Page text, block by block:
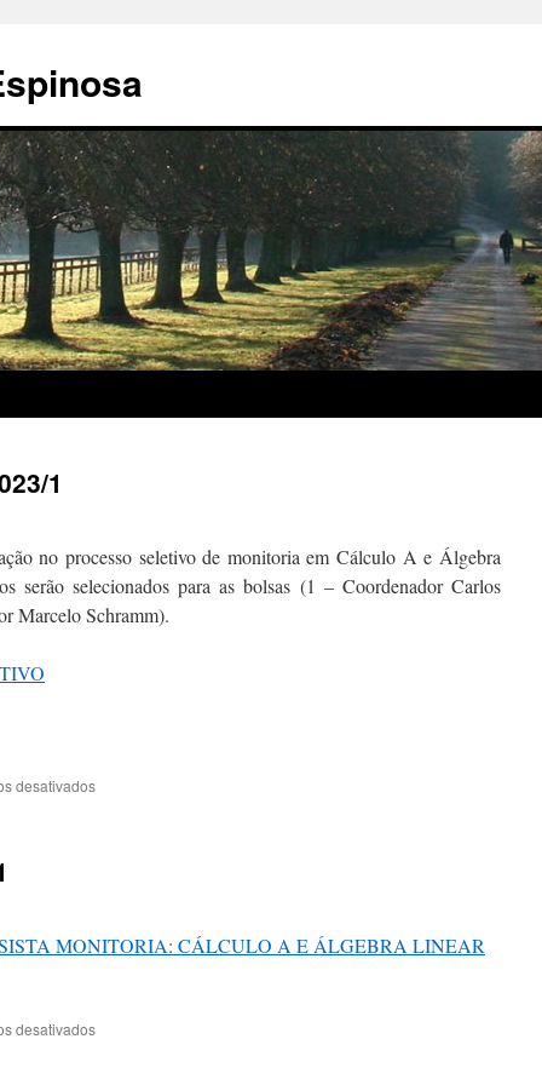
1
no processo seletivo de monitoria em Cálculo A e Álgebra
serão selecionados para as bolsas (1 – Coordenador Carlos
Marcelo Schramm).
desativadosem
MONITORIA: CÁLCULO A E ÁLGEBRA LINEAR
desativadosem